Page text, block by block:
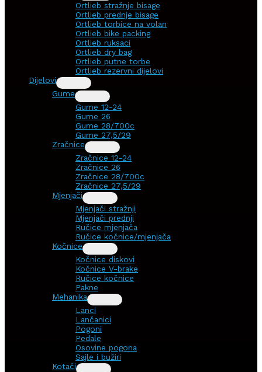
Ortlieb stražnje bisage
Ortlieb prednje bisage
Ortlieb torbice na volan
Ortlieb bike packing
Ortlieb ruksaci
Ortlieb dry bag
Ortlieb putne torbe
Ortlieb rezervni dijelovi
Dijelovi
Gume
Gume 12-24
Gume 26
Gume 28/700c
Gume 27,5/29
Zračnice
Zračnice 12-24
Zračnice 26
Zračnice 28/700c
Zračnice 27,5/29
Mjenjači
Mjenjači stražnji
Mjenjači prednji
Ručice mjenjača
Ručice kočnice/mjenjača
Kočnice
Kočnice diskovi
Kočnice V-brake
Ručice kočnice
Pakne
Mehanika
Lanci
Lančanici
Pogoni
Pedale
Osovine pogona
Sajle i bužiri
Kotači